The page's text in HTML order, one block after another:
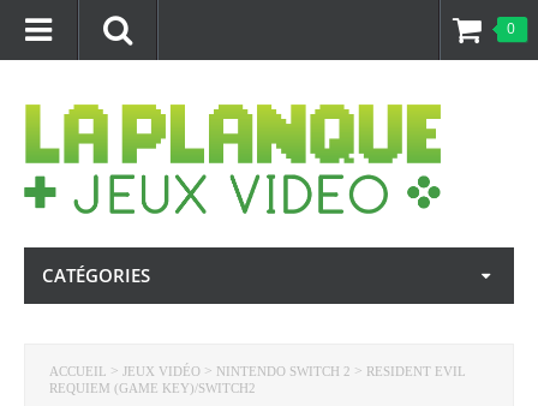
0
CATÉGORIES
ACCUEIL > JEUX VIDÉO > NINTENDO SWITCH 2 > RESIDENT EVIL
REQUIEM (GAME KEY)/SWITCH2